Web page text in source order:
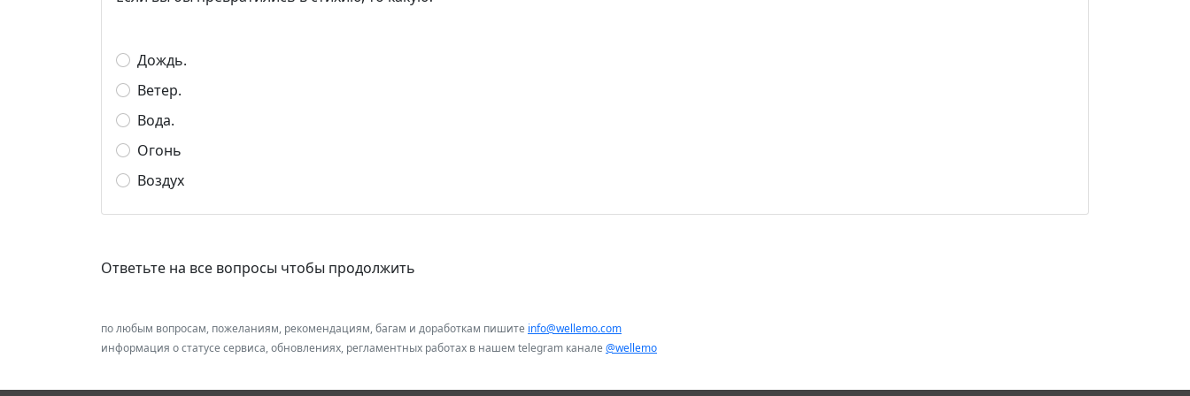
Дождь.
Ветер.
Вода.
Огонь
Воздух
Ответьте на все вопросы чтобы продолжить
по любым вопросам, пожеланиям, рекомендациям, багам и доработкам пишите info@wellemo.com
информация о статусе сервиса, обновлениях, регламентных работах в нашем telegram канале @wellemo